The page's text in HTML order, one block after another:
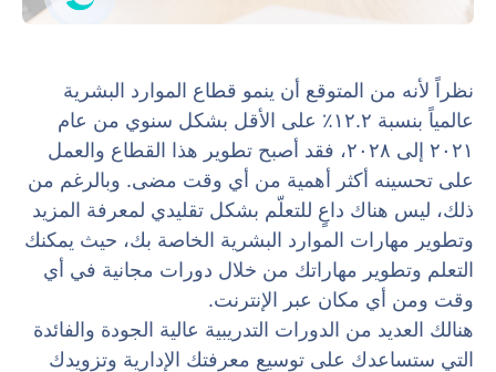
نظراً لأنه من المتوقع أن ينمو قطاع الموارد البشرية
عالمياً بنسبة ١٢.٢٪ على الأقل بشكل سنوي من عام
٢٠٢١ إلى ٢٠٢٨، فقد أصبح تطوير هذا القطاع والعمل
على تحسينه أكثر أهمية من أي وقت مضى. وبالرغم من
ذلك، ليس هناك داعٍ للتعلّم بشكل تقليدي لمعرفة المزيد
وتطوير مهارات الموارد البشرية الخاصة بك، حيث يمكنك
التعلم وتطوير مهاراتك من خلال دورات مجانية في أي
وقت ومن أي مكان عبر الإنترنت.
هنالك العديد من الدورات التدريبية عالية الجودة والفائدة
التي ستساعدك على توسيع معرفتك الإدارية وتزويدك